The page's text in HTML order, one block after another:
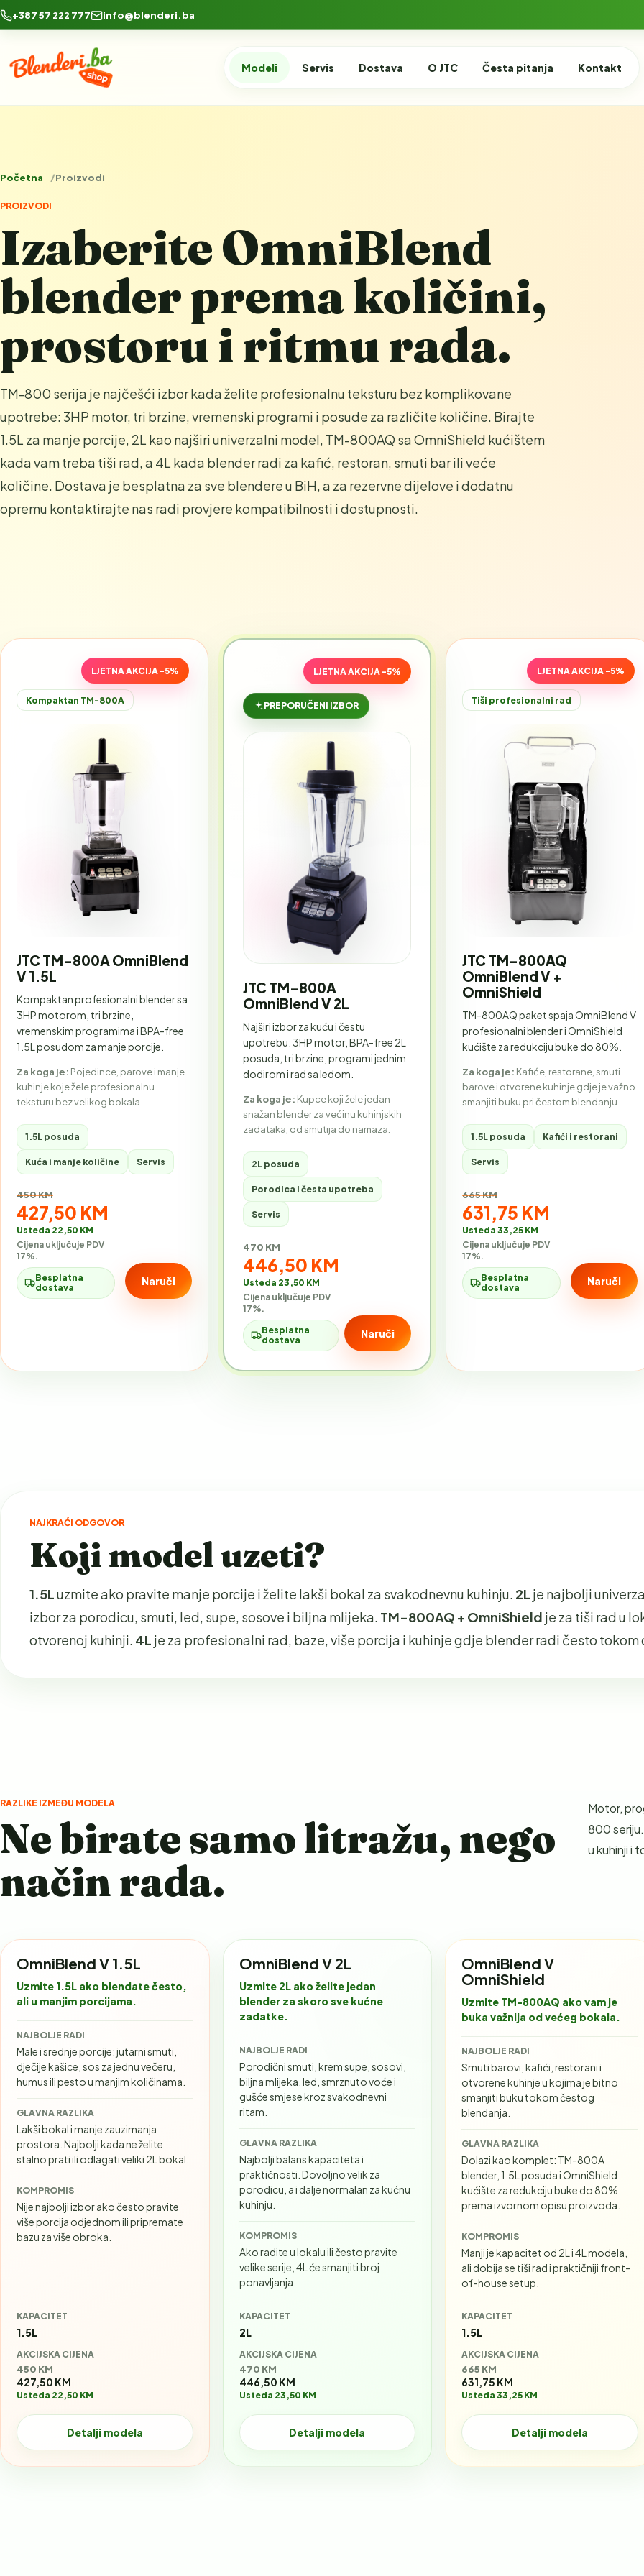
+387 57 222 777 info@blenderi.ba
Modeli Servis Dostava O JTC Česta pitanja Kontakt
Početna Proizvodi
PROIZVODI
Izaberite OmniBlend
blender prema količini,
prostoru i ritmu rada.
TM-800 serija je najčešći izbor kada želite profesionalnu teksturu bez komplikovane
upotrebe: 3HP motor, tri brzine, vremenski programi i posude za različite količine. Birajte
1.5L za manje porcije, 2L kao najširi univerzalni model, TM-800AQ sa OmniShield kućištem
kada vam treba tiši rad, a 4L kada blender radi za kafić, restoran, smuti bar ili veće
količine. Dostava je besplatna za sve blendere u BiH, a za rezervne dijelove i dodatnu
opremu kontaktirajte nas radi provjere kompatibilnosti i dostupnosti.
Kompaktan TM-800A
LJETNA AKCIJA -5%
JTC TM-800A OmniBlend
V 1.5L
Kompaktan profesionalni blender sa
3HP motorom, tri brzine,
vremenskim programima i BPA-free
1.5L posudom za manje porcije.
Za koga je: Pojedince, parove i manje
kuhinje koje žele profesionalnu
teksturu bez velikog bokala.
1.5L posuda
Kuća i manje količine Servis
Stara cijena:
450 KM
Akcijska cijena:
427,50 KM
Usteda 22,50 KM
Cijena uključuje PDV
17%.
Besplatna
dostava
Naruči
PREPORUČENI IZBOR
LJETNA AKCIJA -5%
JTC TM-800A
OmniBlend V 2L
Najširi izbor za kuću i čestu
upotrebu: 3HP motor, BPA-free 2L
posuda, tri brzine, programi jednim
dodirom i rad sa ledom.
Za koga je: Kupce koji žele jedan
snažan blender za većinu kuhinjskih
zadataka, od smutija do namaza.
2L posuda
Porodica i česta upotreba
Servis
Stara cijena:
470 KM
Akcijska cijena:
446,50 KM
Usteda 23,50 KM
Cijena uključuje PDV
17%.
Besplatna
dostava
Naruči
Tiši profesionalni rad
LJETNA AKCIJA -5%
JTC TM-800AQ
OmniBlend V +
OmniShield
TM-800AQ paket spaja OmniBlend V
profesionalni blender i OmniShield
kućište za redukciju buke do 80%.
Za koga je: Kafiće, restorane, smuti
barove i otvorene kuhinje gdje je važno
smanjiti buku pri čestom blendanju.
1.5L posuda Kafići i restorani
Servis
Stara cijena:
665 KM
Akcijska cijena:
631,75 KM
Usteda 33,25 KM
Cijena uključuje PDV
17%.
Besplatna
dostava
Naruči
NAJKRAĆI ODGOVOR
Koji model uzeti?
1.5Luzmite ako pravite manje porcije i želite lakši bokal za svakodnevnu kuhinju. 2L je najbolji
izbor za porodicu, smuti, led, supe, sosove i biljna mlijeka. TM-800AQ + OmniShield je za tiši rad u
otvorenoj kuhinji. 4L je za profesionalni rad, baze, više porcija i kuhinje gdje blender radi često tokom
RAZLIKE IZMEĐU MODELA
Ne birate samo litražu, nego
način rada.
Motor,
800
u kuhinji i
OmniBlend V 1.5L
Uzmite 1.5L ako blendate često,
ali u manjim porcijama.
NAJBOLJE RADI
Male i srednje porcije: jutarni smuti,
dječije kašice, sos za jednu večeru,
humus ili pesto u manjim količinama.
GLAVNA RAZLIKA
Lakši bokal i manje zauzimanja
prostora. Najbolji kada ne želite
stalno prati ili odlagati veliki 2L bokal.
KOMPROMIS
Nije najbolji izbor ako često pravite
više porcija odjednom ili pripremate
bazu za više obroka.
KAPACITET
1.5L
AKCIJSKA CIJENA
Stara cijena:
450 KM
427,50 KM
Usteda 22,50 KM
Detalji modela
OmniBlend V 2L
Uzmite 2L ako želite jedan
blender za skoro sve kućne
zadatke.
NAJBOLJE RADI
Porodični smuti, krem supe, sosovi,
biljna mlijeka, led, smrznuto voće i
gušće smjese kroz svakodnevni
ritam.
GLAVNA RAZLIKA
Najbolji balans kapaciteta i
praktičnosti. Dovoljno velik za
porodicu, a i dalje normalan za kućnu
kuhinju.
KOMPROMIS
Ako radite u lokalu ili često pravite
velike serije, 4L će smanjiti broj
ponavljanja.
KAPACITET
2L
AKCIJSKA CIJENA
Stara cijena:
470 KM
446,50 KM
Usteda 23,50 KM
Detalji modela
OmniBlend V
OmniShield
Uzmite TM-800AQ ako vam je
buka važnija od većeg bokala.
NAJBOLJE RADI
Smuti barovi, kafići, restorani i
otvorene kuhinje u kojima je bitno
smanjiti buku tokom čestog
blendanja.
GLAVNA RAZLIKA
Dolazi kao komplet: TM-800A
blender, 1.5L posuda i OmniShield
kućište za redukciju buke do 80%
prema izvornom opisu proizvoda.
KOMPROMIS
Manji je kapacitet od 2L i 4L modela,
ali dobija se tiši rad i praktičniji front-
of-house setup.
KAPACITET
1.5L
AKCIJSKA CIJENA
Stara cijena:
665 KM
631,75 KM
Usteda 33,25 KM
Detalji modela